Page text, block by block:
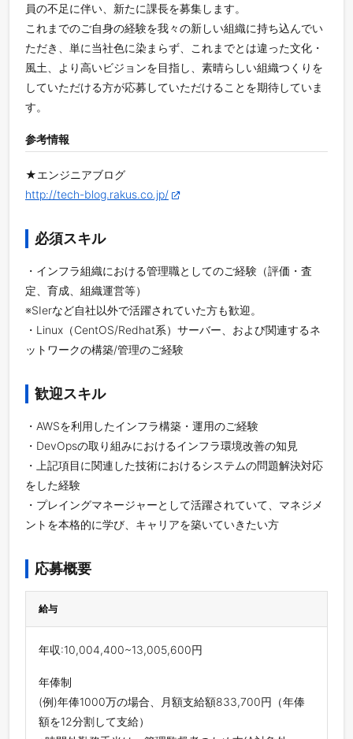
員の不足に伴い、新たに課長を募集します。
これまでのご自身の経験を我々の新しい組織に持ち込んでい
ただき、単に当社色に染まらず、これまでとは違った文化・
風土、より高いビジョンを目指し、素晴らしい組織つくりを
していただける方が応募していただけることを期待していま
す。
参考情報
★エンジニアブログ
http://tech-blog.rakus.co.jp/
必須スキル
・インフラ組織における管理職としてのご経験（評価・査
定、育成、組織運営等）
※SIerなど自社以外で活躍されていた方も歓迎。
・Linux（CentOS/Redhat系）サーバー、および関連するネ
ットワークの構築/管理のご経験
歓迎スキル
・AWSを利用したインフラ構築・運用のご経験
・DevOpsの取り組みにおけるインフラ環境改善の知見
・上記項目に関連した技術におけるシステムの問題解決対応
をした経験
・プレイングマネージャーとして活躍されていて、マネジメ
ントを本格的に学び、キャリアを築いていきたい方
応募概要
給与
年収:10,004,400~13,005,600円
年俸制
(例)年俸1000万の場合、月額支給額833,700円（年俸
額を12分割して支給）